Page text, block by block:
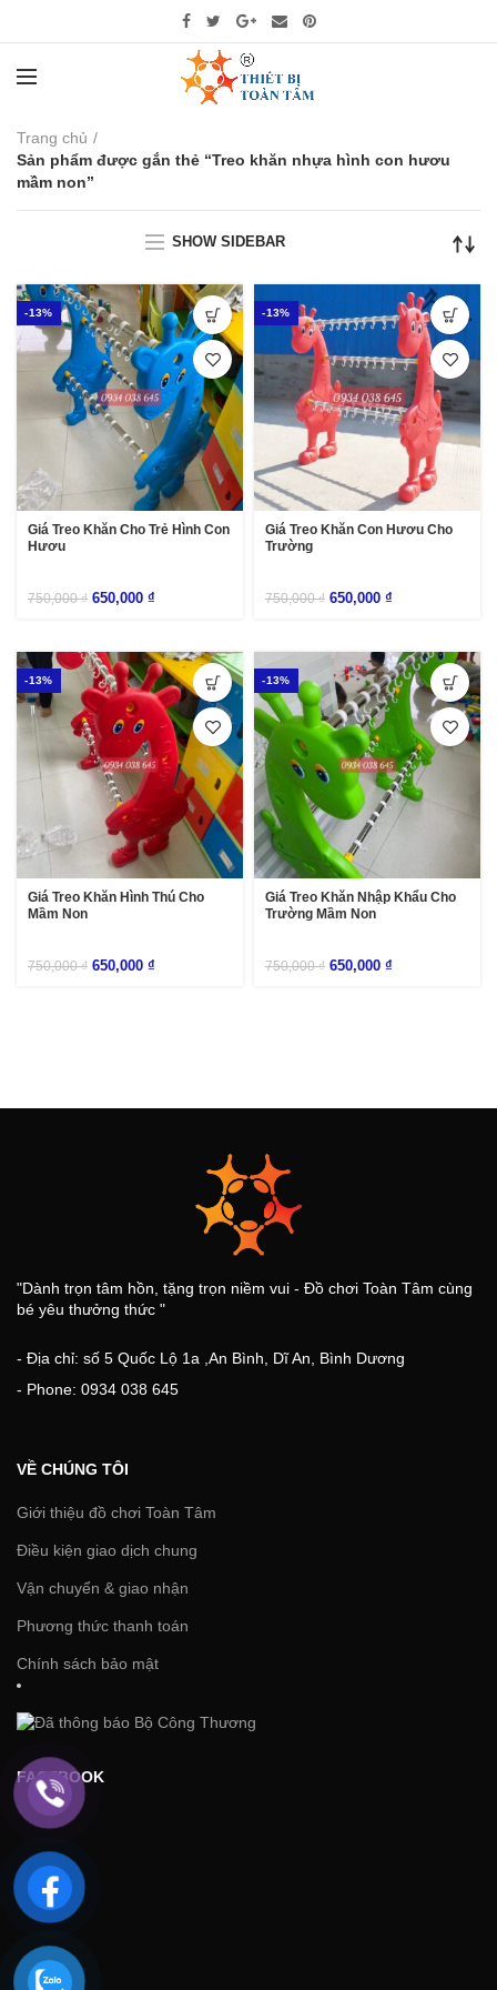
Trang chủ
Sản phẩm được gắn thẻ “Treo khăn nhựa hình con hươu
mầm non”
SHOW SIDEBAR
-13%
Giá Treo Khăn Cho Trẻ Hình Con
Hươu
750,000₫ 650,000 ₫
-13%
Giá Treo Khăn Con Hươu Cho
Trường
750,000₫ 650,000 ₫
-13%
Giá Treo Khăn Hình Thú Cho
Mầm Non
750,000₫ 650,000 ₫
-13%
Giá Treo Khăn Nhập Khẩu Cho
Trường Mầm Non
750,000₫ 650,000 ₫
"Dành trọn tâm hồn, tặng trọn niềm vui - Đồ chơi Toàn Tâm cùng
bé yêu thưởng thức "
- Địa chỉ: số 5 Quốc Lộ 1a ,An Bình, Dĩ An, Bình Dương
- Phone: 0934 038 645
VỀ CHÚNG TÔI
Giới thiệu đồ chơi Toàn Tâm
Điều kiện giao dịch chung
Vận chuyển & giao nhận
Phương thức thanh toán
Chính sách bảo mật
FACEBOOK